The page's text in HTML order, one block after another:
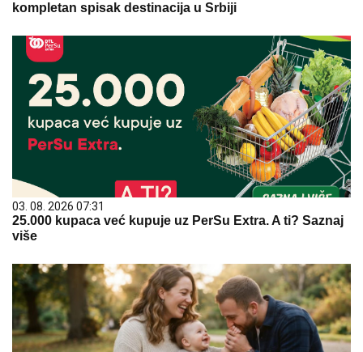
kompletan spisak destinacija u Srbiji
03. 08. 2026 07:31
25.000 kupaca već kupuje uz PerSu Extra. A ti? Saznaj
više